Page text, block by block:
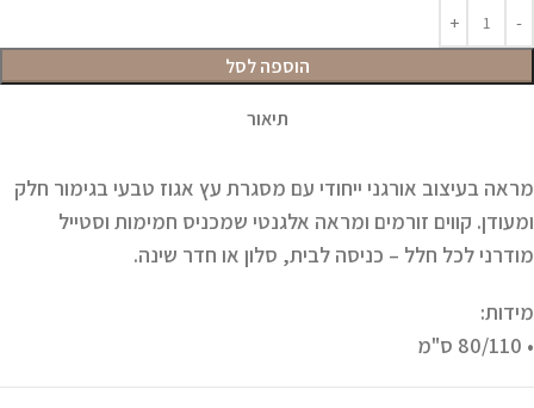
הוספה לסל
תיאור
מראה בעיצוב אורגני ייחודי עם מסגרת עץ אגוז טבעי בגימור חלק
ומעודן. קווים זורמים ומראה אלגנטי שמכניס חמימות וסטייל
מודרני לכל חלל – כניסה לבית, סלון או חדר שינה.
מידות:
• 80/110 ס"מ